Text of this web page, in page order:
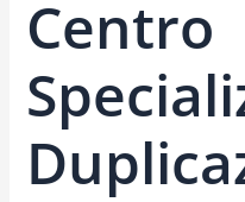
Centro